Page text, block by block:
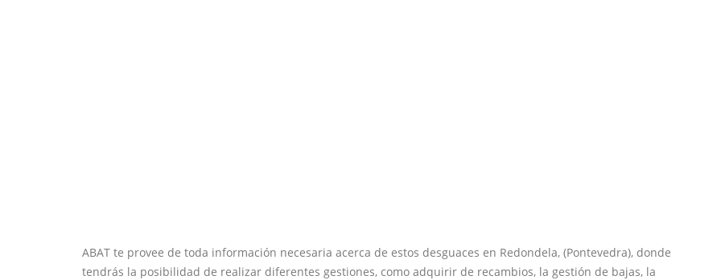
ABAT te provee de toda información necesaria acerca de estos desguaces en Redondela, (Pontevedra), donde
tendrás la posibilidad de realizar diferentes gestiones, como adquirir de recambios, la gestión de bajas, la